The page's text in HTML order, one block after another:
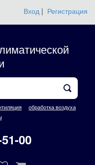
Вход | Регистрация
обработка воздуха
00